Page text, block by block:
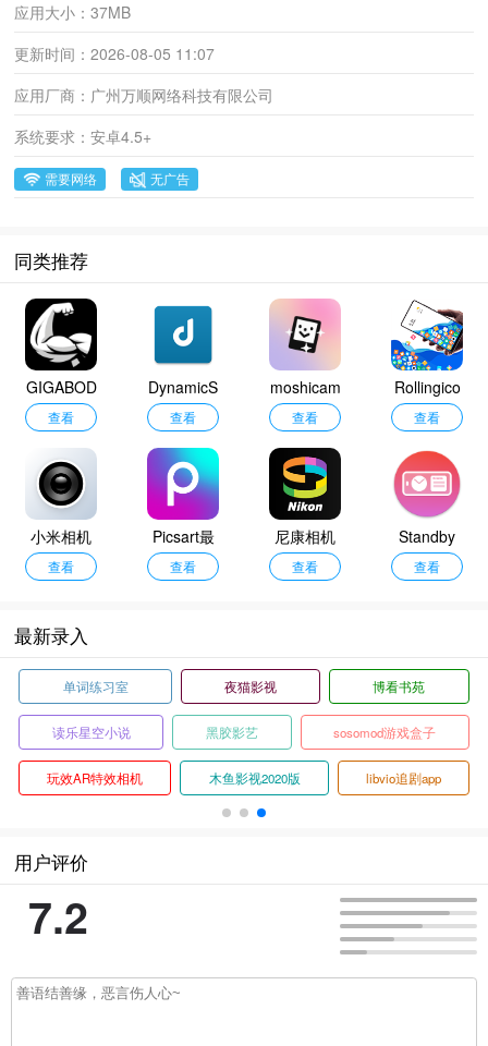
应用大小：37MB
更新时间：2026-08-05 11:07
应用厂商： 广州万顺网络科技有限公司
系统要求：安卓4.5+
需要网络 无广告
同类推荐
GIGABOD
Y
查看
DynamicS
pot中文版
查看
moshicam
查看
Rollingico
n重力图标
查看
小米相机
6.0安装包
查看
Picsart最
新版本
查看
尼康相机
最新版
查看
Standby
查看
最新录入
单词练习室 夜猫影视 博看书苑
读乐星空小说 黑胶影艺 sosomod游戏盒子
玩效AR特效相机 木鱼影视2020版 libvio追剧app
用户评价
7.2